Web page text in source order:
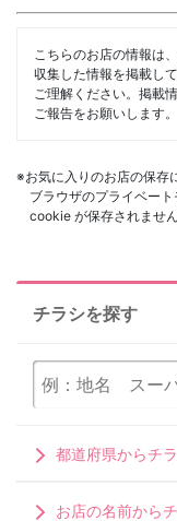
こちらのお店の情報は
収集した情報を掲載し
ご理解ください。掲載
ご報告をお願いします。
※お気に入りのお店の保存
ブラウザのプライベー
cookie が保存されませ
チラシを探す
都道府県からチ
お店の名前から